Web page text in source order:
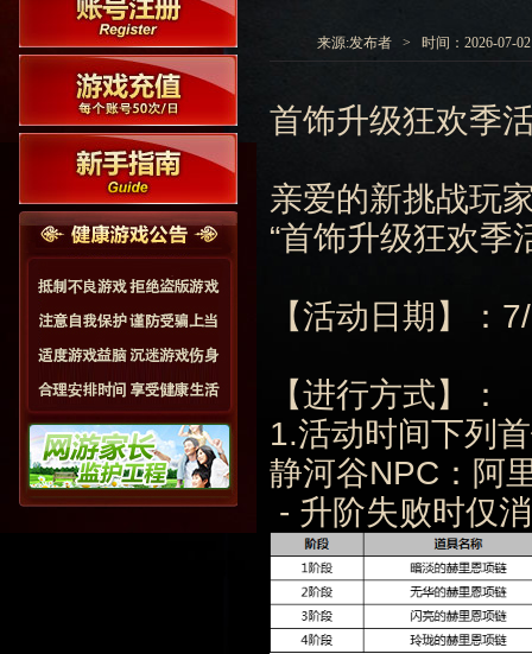
来源:发布者 > 时间：2026-07-02
首饰升级狂欢季
亲爱的新挑战玩
“首饰升级狂欢季
【活动日期】：
【进行方式】：
1.活动时间下列
静河谷NPC：阿
- 升阶失败时仅